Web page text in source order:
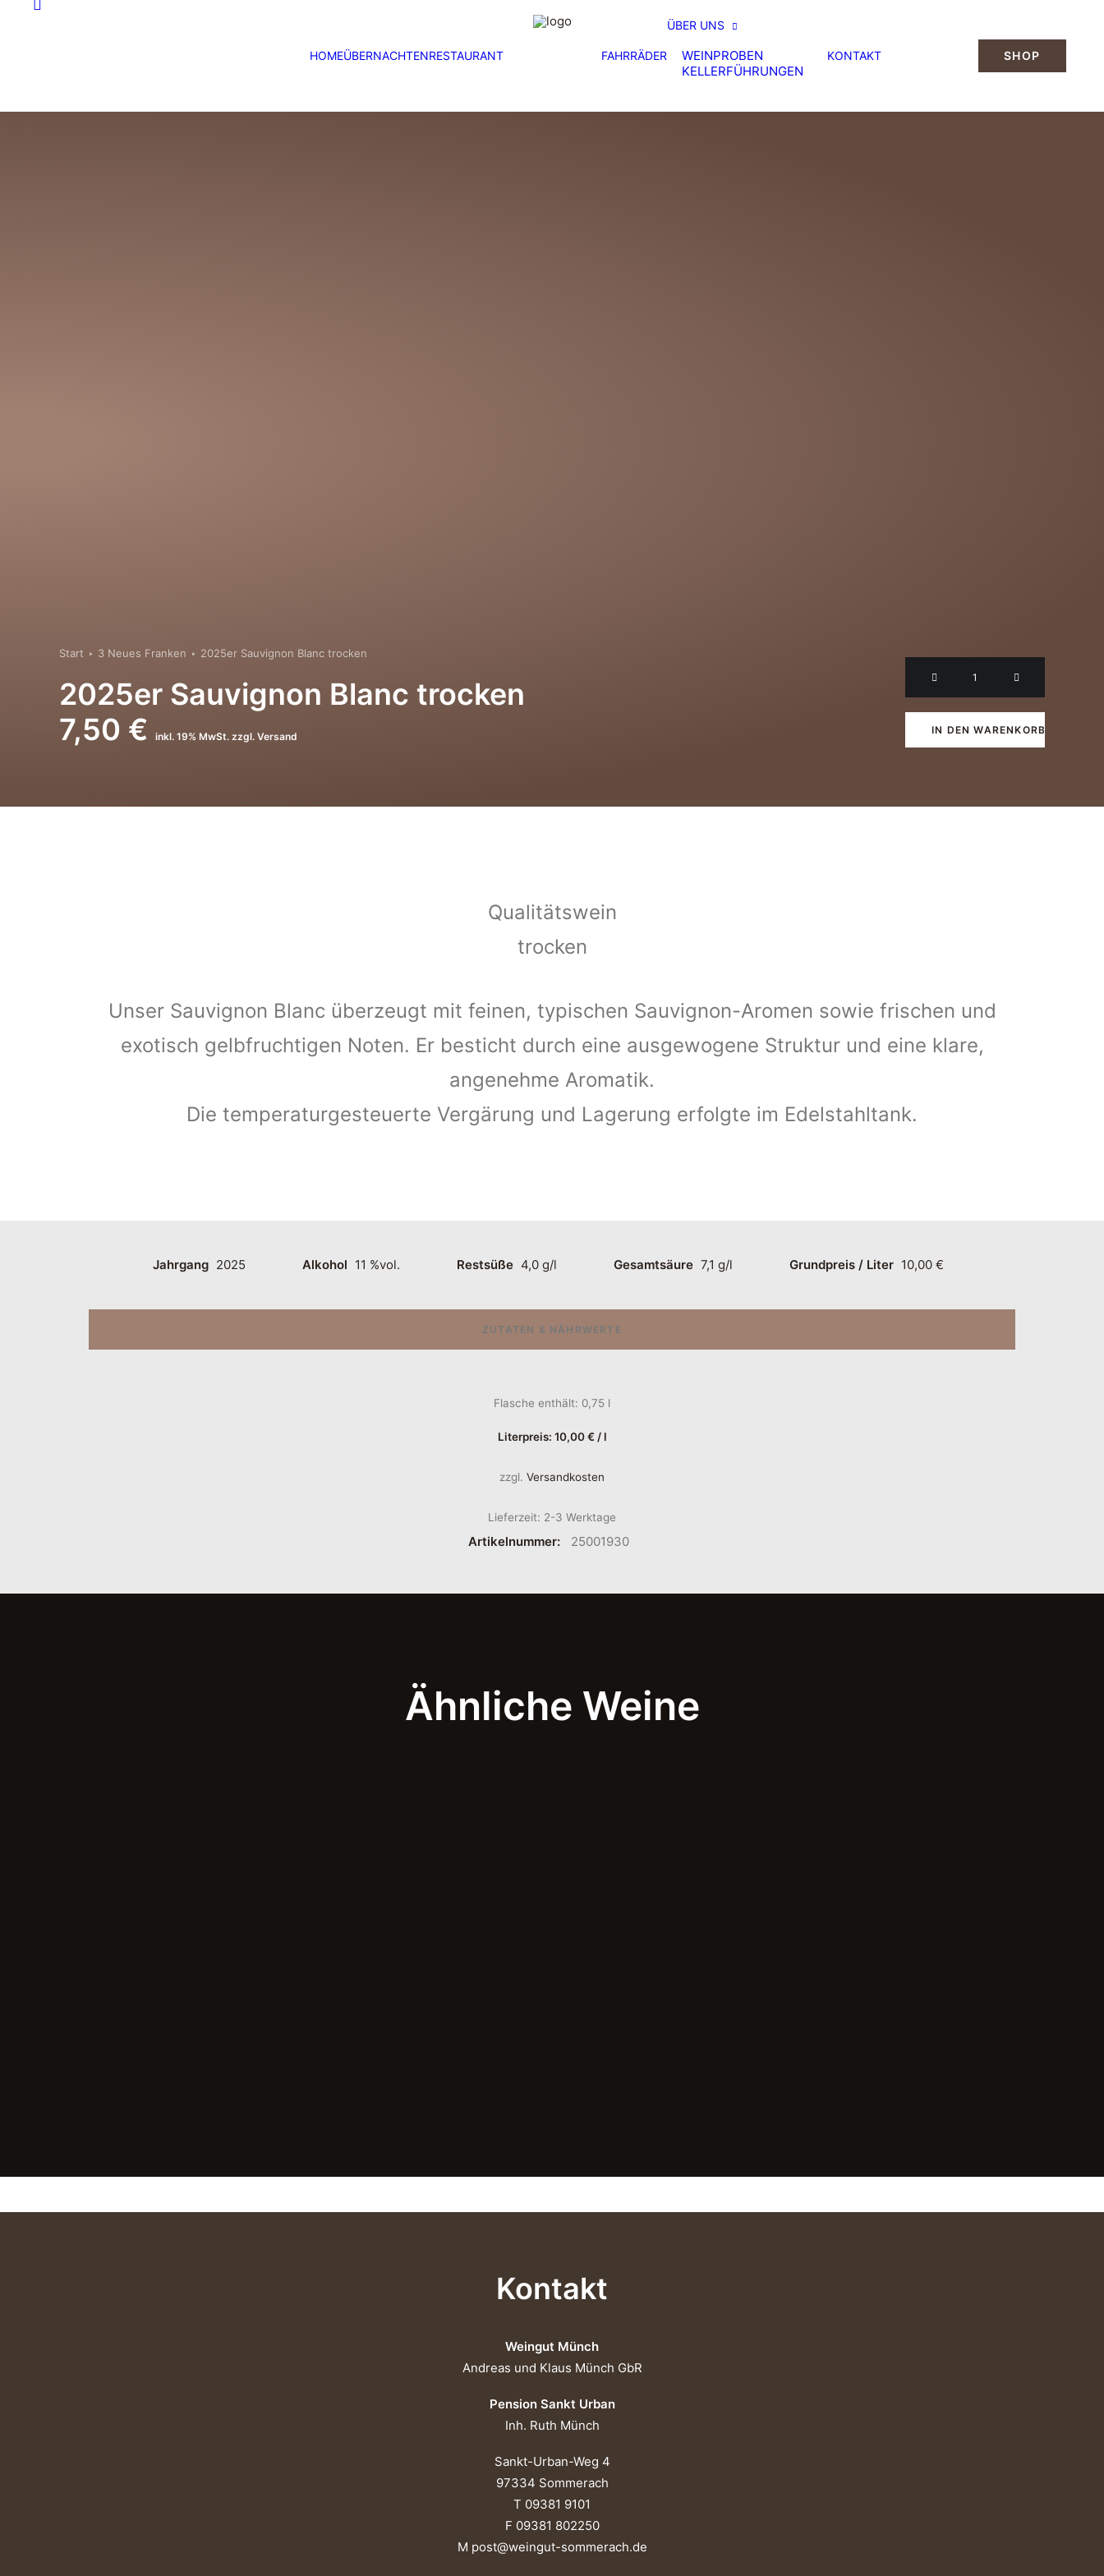
SHOP
HOMEÜBERNACHTENRESTAURANT FAHRRÄDER
ÜBER UNS
WEINPROBEN
KELLERFÜHRUNGEN
KONTAKT
Start 3 Neues Franken 2025er Sauvignon Blanc trocken
2025er Sauvignon Blanc trocken
7,50 € inkl. 19% MwSt. zzgl. Versand
Blanc
Menge
IN DEN WARENKORB
Qualitätswein
trocken
Unser Sauvignon Blanc überzeugt mit feinen, typischen Sauvignon-Aromen sowie frischen und
exotisch gelbfruchtigen Noten. Er besticht durch eine ausgewogene Struktur und eine klare,
angenehme Aromatik.
Die temperaturgesteuerte Vergärung und Lagerung erfolgte im Edelstahltank.
Jahrgang 2025 Alkohol 11 %vol. Restsüße 4,0 g/l Gesamtsäure 7,1 g/l Grundpreis / Liter 10,00 €
ZUTATEN & NÄHRWERTE
Flasche enthält: 0,75 l
Literpreis: 10,00€/ l
zzgl. Versandkosten
Lieferzeit: 2-3 Werktage
Artikelnummer: 25001930
Ähnliche Weine
Kontakt
Weingut Münch
Andreas und Klaus Münch GbR
Pension Sankt Urban
Inh. Ruth Münch
Sankt-Urban-Weg 4
97334 Sommerach
T 09381 9101
F 09381 802250
M post@weingut-sommerach.de